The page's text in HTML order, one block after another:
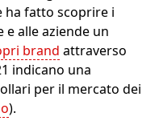
ha fatto scoprire i
alle aziende un
brand attraverso
indicano una
per il mercato dei
).